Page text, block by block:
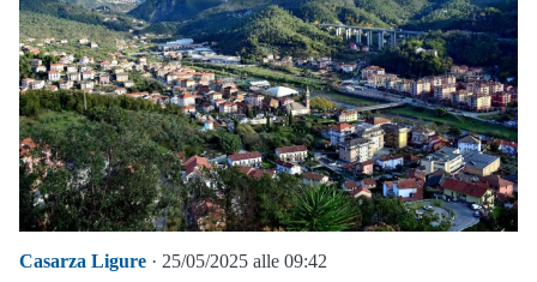
Casarza Ligure · 25/05/2025 alle 09:42